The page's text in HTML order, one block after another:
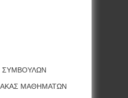
ΣΥΜΒΟΥΛΩΝ
ΜΑΘΗΜΑΤΩΝ